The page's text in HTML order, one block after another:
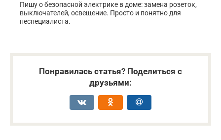
Пишу о безопасной электрике в доме: замена розеток,
выключателей, освещение. Просто и понятно для
неспециалиста.
Понравилась статья? Поделиться с
друзьями: